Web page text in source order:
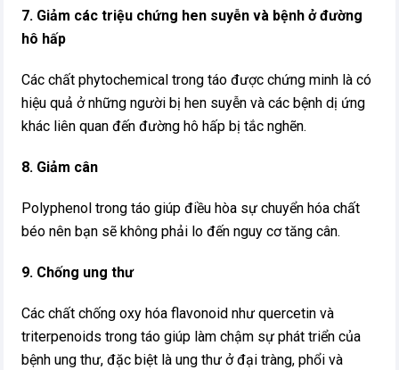
7. Giảm các triệu chứng hen suyễn và bệnh ở đường
hô hấp
Các chất phytochemical trong táo được chứng minh là có
hiệu quả ở những người bị hen suyễn và các bệnh dị ứng
khác liên quan đến đường hô hấp bị tắc nghẽn.
8. Giảm cân
Polyphenol trong táo giúp điều hòa sự chuyển hóa chất
béo nên bạn sẽ không phải lo đến nguy cơ tăng cân.
9. Chống ung thư
Các chất chống oxy hóa flavonoid như quercetin và
triterpenoids trong táo giúp làm chậm sự phát triển của
bệnh ung thư, đặc biệt là ung thư ở đại tràng, phổi và